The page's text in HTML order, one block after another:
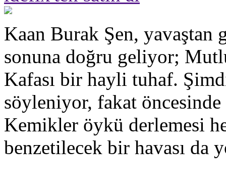
Kaan Burak Şen, yavaştan
sonuna doğru geliyor;
Kafası bir hayli tuhaf.
söyleniyor, fakat
Kemikler öykü derlemesi
benzetilecek bir havası da